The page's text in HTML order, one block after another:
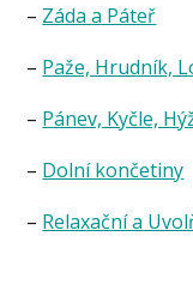
– Záda a Páteř
– Paže, Hrudník,
– Pánev, Kyčle,
– Dolní končetiny
– Relaxační a